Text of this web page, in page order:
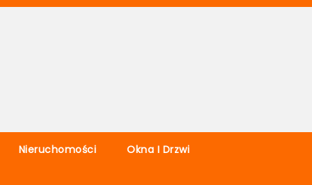
Nieruchomości Okna I Drzwi